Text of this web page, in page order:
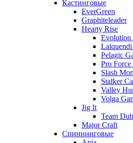
Кастинговые
EverGreen
Graphiteleader
Hearty Rise
Evolution
Pelagic
Pro Force
Slash
Stalker
Valley
Volga
Jig It
Team
Major Craft
Спиннинговые